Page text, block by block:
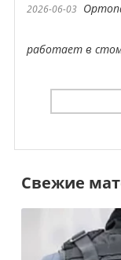
2026-06-03
работает в
Свежие